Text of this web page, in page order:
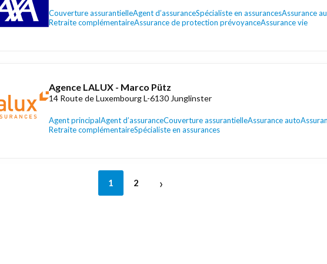
Couverture assurantielleAgent d’assuranceSpécialiste en assurancesAssurance
Retraite complémentaireAssurance de protection prévoyanceAssurance vie
Agence LALUX - Marco Pütz
14 Route de Luxembourg L-6130 Junglinster
Agent principalAgent d’assuranceCouverture assurantielleAssurance auto
Retraite complémentaireSpécialiste en assurances
1 2 ›